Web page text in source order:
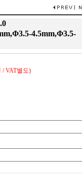
4.5mm,Φ3.5-
/ VAT별도)